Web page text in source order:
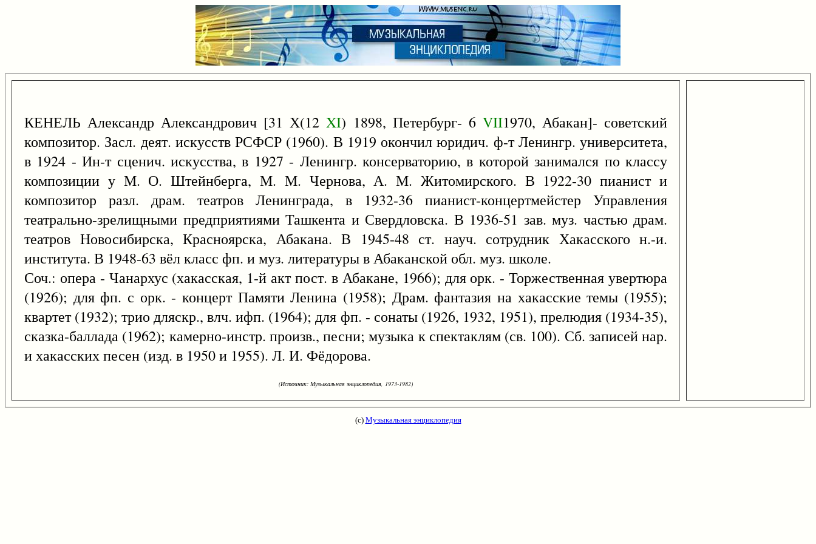
КЕНЕЛЬ Александр Александрович [31 Х(12XI) 1898, Петербург- 6 VII1970, Абакан]- советский
композитор. Засл. деят. искусств РСФСР (1960). В 1919 окончил юридич. ф-т Ленингр. университета,
в 1924 - Ин-т сценич. искусства, в 1927 - Ленингр. консерваторию, в которой занимался по классу
композиции у М. О. Штейнберга, М. М. Чернова, А. М. Житомирского. В 1922-30 пианист и
композитор разл. драм. театров Ленинграда, в 1932-36 пианист-концертмейстер Управления
театрально-зрелищными предприятиями Ташкента и Свердловска. В 1936-51 зав. муз. частью драм.
театров Новосибирска, Красноярска, Абакана. В 1945-48 ст. науч. сотрудник Хакасского н.-и.
института. В 1948-63 вёл класс фп. и муз. литературы в Абаканской обл. муз. школе.
Соч.: опера - Чанархус (хакасская, 1-й акт пост. в Абакане, 1966); для орк. - Торжественная увертюра
(1926); для фп. с орк. - концерт Памяти Ленина (1958); Драм. фантазия на хакасские темы (1955);
квартет (1932); трио дляскр., влч. ифп. (1964); для фп. - сонаты (1926, 1932, 1951), прелюдия (1934-35),
сказка-баллада (1962); камерно-инстр. произв., песни; музыка к спектаклям (св. 100). Сб. записей нар.
и хакасских песен (изд. в 1950 и 1955). Л. И. Фёдорова.
(Источник: Музыкальная энциклопедия, 1973-1982)
(с) Музыкальная энциклопедия